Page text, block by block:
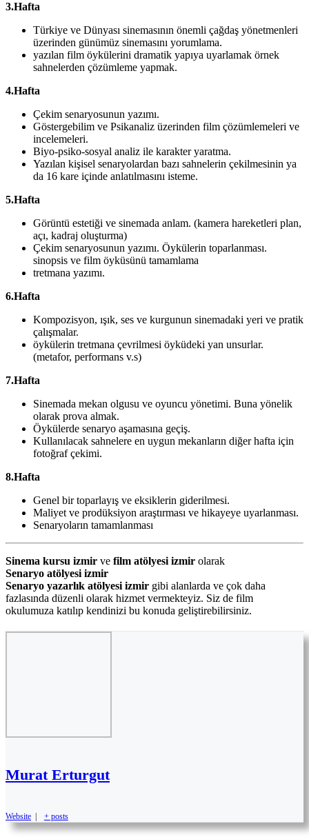
3.Hafta
Türkiye ve Dünyası sinemasının önemli çağdaş yönetmenleri
üzerinden günümüz sinemasını yorumlama.
yazılan film öykülerini dramatik yapıya uyarlamak örnek
sahnelerden çözümleme yapmak.
4.Hafta
Çekim senaryosunun yazımı.
Göstergebilim ve Psikanaliz üzerinden film çözümlemeleri ve
incelemeleri.
Biyo-psiko-sosyal analiz ile karakter yaratma.
Yazılan kişisel senaryolardan bazı sahnelerin çekilmesinin ya
da 16 kare içinde anlatılmasını isteme.
5.Hafta
Görüntü estetiği ve sinemada anlam. (kamera hareketleri plan,
açı, kadraj oluşturma)
Çekim senaryosunun yazımı. Öykülerin toparlanması.
sinopsis ve film öyküsünü tamamlama
tretmana yazımı.
6.Hafta
Kompozisyon, ışık, ses ve kurgunun sinemadaki yeri ve pratik
çalışmalar.
öykülerin tretmana çevrilmesi öyküdeki yan unsurlar.
(metafor, performans v.s)
7.Hafta
Sinemada mekan olgusu ve oyuncu yönetimi. Buna yönelik
olarak prova almak.
Öykülerde senaryo aşamasına geçiş.
Kullanılacak sahnelere en uygun mekanların diğer hafta için
fotoğraf çekimi.
8.Hafta
Genel bir toparlayış ve eksiklerin giderilmesi.
Maliyet ve prodüksiyon araştırması ve hikayeye uyarlanması.
Senaryoların tamamlanması
Sinema kursu izmir ve film atölyesi izmir olarak
Senaryo atölyesi izmir
Senaryo yazarlık atölyesi izmir gibi alanlarda ve çok daha
fazlasında düzenli olarak hizmet vermekteyiz. Siz de film
okulumuza katılıp kendinizi bu konuda geliştirebilirsiniz.
Murat Erturgut
Website | + posts